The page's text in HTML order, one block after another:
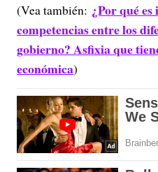
(Vea también: ¿Por qué
competencias entre los
gobierno? Asfixia que
económica)